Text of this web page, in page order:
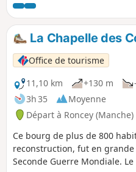
race emblématique de la
Hambye vous attend avec sa
La Chapelle des
Office de tourisme
11,10 km
+130 m
3h 35
Moyenne
Départ à Roncey (Manche)
Ce bourg de plus de 800
reconstruction, fut en
Seconde Guerre Mondiale.